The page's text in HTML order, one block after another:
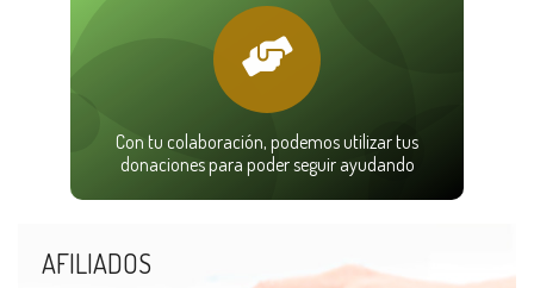
Con tu colaboración, podemos utilizar tus
donaciones para poder seguir ayudando
AFILIADOS